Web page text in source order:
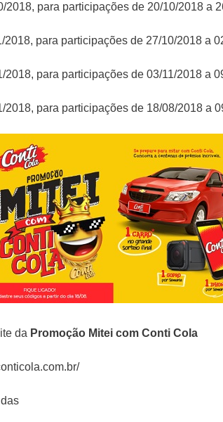
2018, para participações de 20/10/2018 a
2018, para participações de 27/10/2018 a
2018, para participações de 03/11/2018 a
2018, para participações de 18/08/2018 a
da Promoção Mitei com Conti Cola